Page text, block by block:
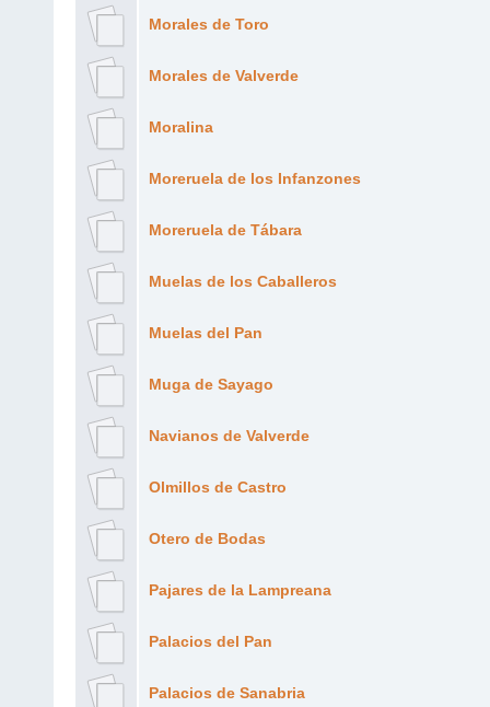
Morales de Toro
Morales de Valverde
Moralina
Moreruela de los Infanzones
Moreruela de Tábara
Muelas de los Caballeros
Muelas del Pan
Muga de Sayago
Navianos de Valverde
Olmillos de Castro
Otero de Bodas
Pajares de la Lampreana
Palacios del Pan
Palacios de Sanabria